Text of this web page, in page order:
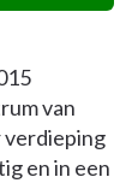
van
verdieping
en in een